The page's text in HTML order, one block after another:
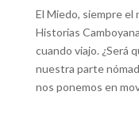
El Miedo, siempre el
Historias
cuando viajo. ¿Será
nuestra parte
nos ponemos en